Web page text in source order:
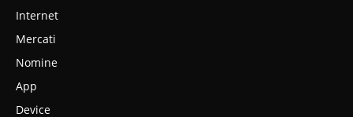
Internet
Mercati
Nomine
App
Device